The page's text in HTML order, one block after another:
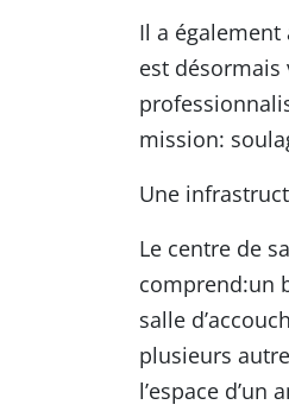
Il a
est désormais
mission:
Une
Le centre de
comprend:un
salle
plusieurs
l’espace d’un